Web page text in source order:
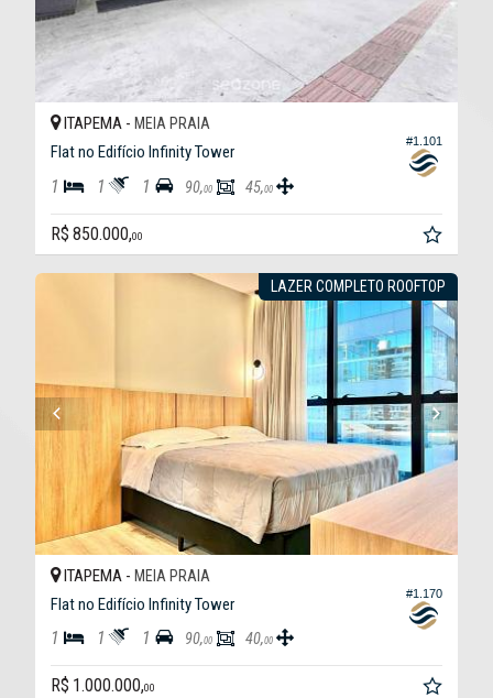
#1.101
ITAPEMA - MEIA PRAIA
Flat no Edifício Infinity Tower
1 1 1 90,00 45,00
R$ 850.000,00
LAZER COMPLETO ROOFTOP
#1.170
ITAPEMA - MEIA PRAIA
Flat no Edifício Infinity Tower
1 1 1 90,00 40,00
R$ 1.000.000,00